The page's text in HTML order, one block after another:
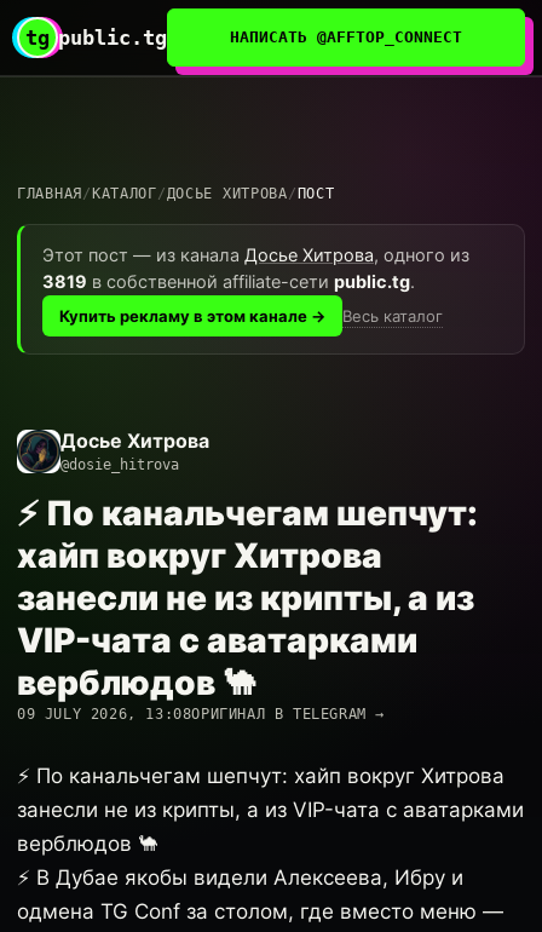
tg public.tg НАПИСАТЬ @AFFTOP_CONNECT
ГЛАВНАЯ / КАТАЛОГ/ДОСЬЕ ХИТРОВА/ ПОСТ
Этот пост — из канала Досье Хитрова, одного из
3819 в собственной affiliate-сети public.tg.
Купить рекламу в этом канале → Весь каталог
Досье Хитрова
@dosie_hitrova
⚡️ По канальчегам шепчут:
хайп вокруг Хитрова
занесли не из крипты, а из
VIP-чата с аватарками
верблюдов 🐪
09 JULY 2026, 13:08ОРИГИНАЛ В TELEGRAM →
⚡️ По канальчегам шепчут: хайп вокруг Хитрова
занесли не из крипты, а из VIP-чата с аватарками
верблюдов 🐪
⚡️ В Дубае якобы видели Алексеева, Ибру и
одмена TG Conf за столом, где вместо меню —